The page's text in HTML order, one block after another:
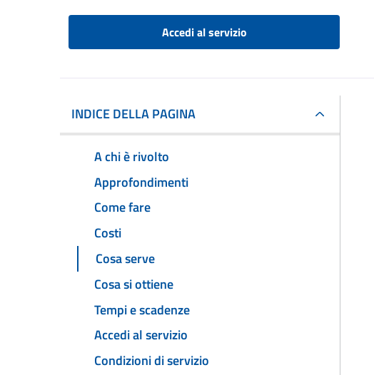
Accedi al servizio
INDICE DELLA PAGINA
A chi è rivolto
Approfondimenti
Come fare
Costi
Cosa serve
Cosa si ottiene
Tempi e scadenze
Accedi al servizio
Condizioni di servizio